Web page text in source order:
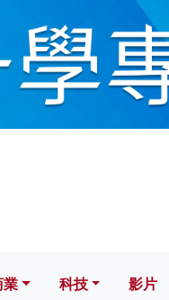
科技 影片
業 科技 影片